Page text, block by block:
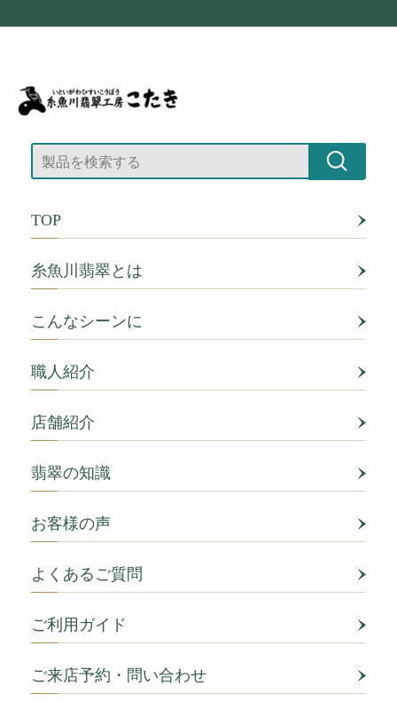
TOP
糸魚川翡翠とは
こんなシーンに
職人紹介
店舗紹介
翡翠の知識
お客様の声
よくあるご質問
ご利用ガイド
ご来店予約・問い合わせ